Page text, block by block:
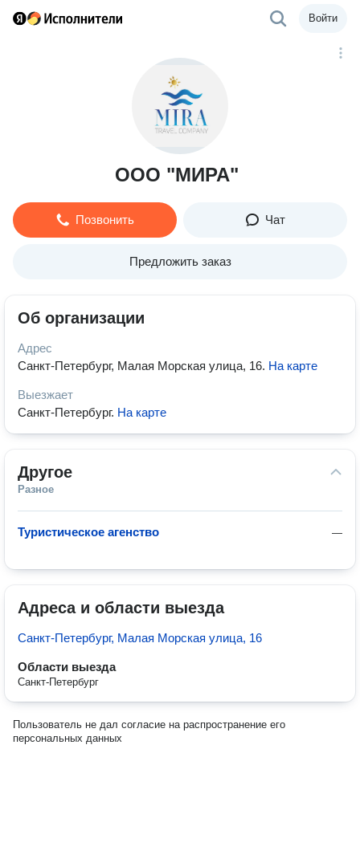
Войти
ООО "МИРА"
Позвонить Чат
Предложить заказ
Об организации
Адрес
Санкт-Петербург, Малая Морская улица, 16. На карте
Выезжает
Санкт-Петербург. На карте
Другое
Разное
—
Туристическое агенство
Адреса и области выезда
Санкт-Петербург, Малая Морская улица, 16
Области выезда
Санкт-Петербург
Пользователь не дал согласие на распространение его
персональных данных